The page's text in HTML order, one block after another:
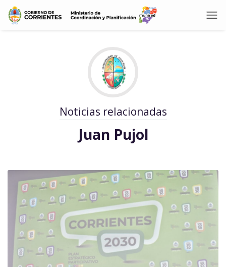
Noticias relacionadas
Juan Pujol